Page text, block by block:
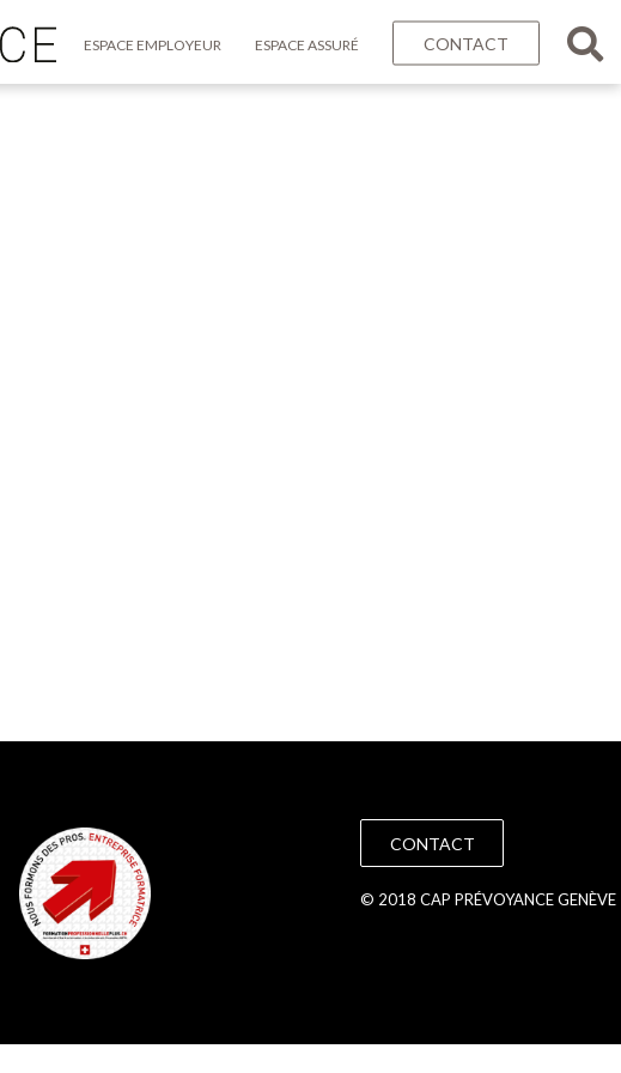
ESPACE EMPLOYEUR ESPACE ASSURÉ CONTACT
CONTACT
© 2018 CAP PRÉVOYANCE